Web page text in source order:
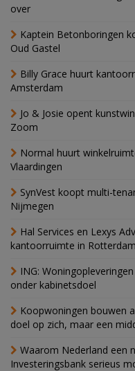
over
Kaptein Betonboringen
Oud Gastel
Billy Grace huurt
Amsterdam
Jo & Josie opent
Zoom
Normal huurt
Vlaardingen
SynVest koopt multi-
Nijmegen
Hal Services en Lexys
kantoorruimte in Rotterdam
ING:
onder kabinetsdoel
Koopwoningen bouwen
doel op zich, maar een
Waarom Nederland een
Investeringsbank serieus